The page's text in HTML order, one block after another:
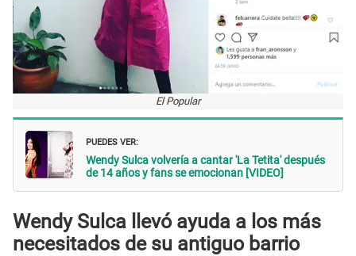
El Popular
PUEDES VER:
Wendy Sulca volvería a cantar 'La Tetita' después
de 14 años y fans se emocionan [VIDEO]
Wendy Sulca llevó ayuda a los más
necesitados de su antiguo barrio